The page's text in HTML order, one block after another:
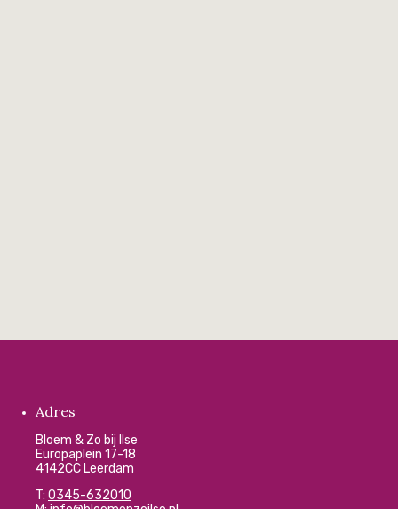
Adres
Bloem & Zo bij Ilse
Europaplein 17-18
4142CC Leerdam
T: 0345-632010